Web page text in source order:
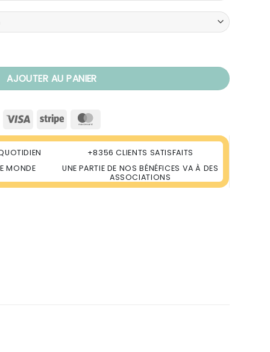
AJOUTER AU PANIER
Visa Stripe
+8356 CLIENTS SATISFAITS
MONDE
UNE PARTIE DE NOS BÉNÉFICES VA À DES
ASSOCIATIONS